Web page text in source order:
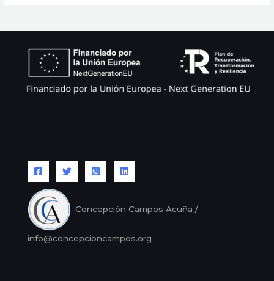
Concepción Campos Acuña /
info@concepcioncampos.org